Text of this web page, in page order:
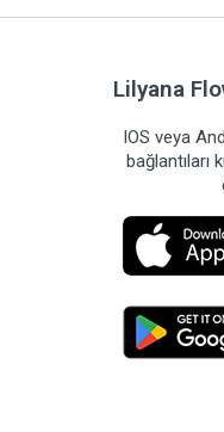
Lilyana
IOS veya
bağlantıları